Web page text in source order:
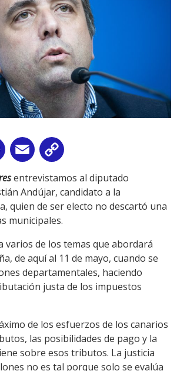
WhatsApp
Email
Link
entrevistamos al diputado
Andújar, candidato a la
quien de ser electo no descartó una
municipales.
varios de los temas que abordará
de aquí al 11 de mayo, cuando se
departamentales, haciendo
justa de los impuestos
de los esfuerzos de los canarios
las posibilidades de pago y la
sobre esos tributos. La justicia
no es tal porque solo se evalúa